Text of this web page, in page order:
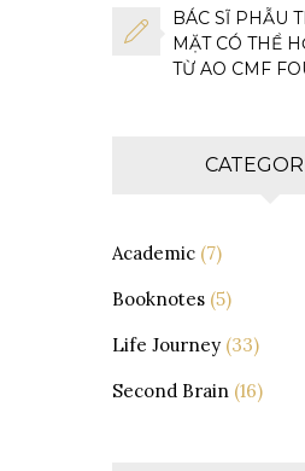
BÁC SĨ PHẪU
MẶT CÓ THỂ
TỪ AO CMF
Academic(7)
Booknotes(5)
Life Journey(33)
Second Brain(16)